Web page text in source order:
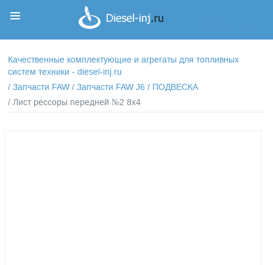
Качественные комплектующие и агрегаты для топливных
систем техники - diesel-inj.ru
/Запчасти FAW /Запчасти FAW J6 / ПОДВЕСКА
/ Лист рессоры передней №2 8х4